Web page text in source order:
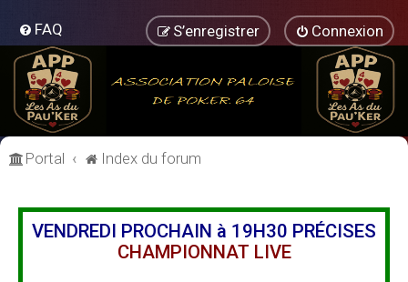
FAQ Connexion
S’enregistrer
Portal Index du forum
VENDREDI PROCHAIN à 19H30 PRÉCISES
CHAMPIONNAT LIVE